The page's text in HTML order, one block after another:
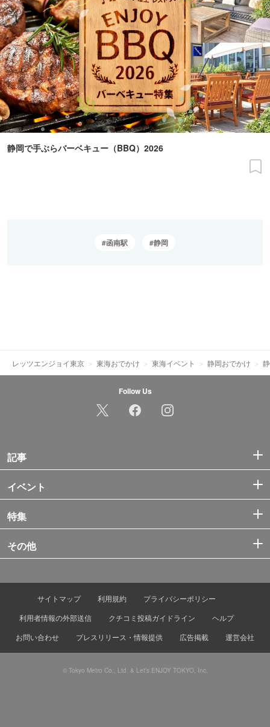
静岡で手ぶらバーベキュー（BBQ）2026
函南駅 静岡
レッツエンジョイ東京 東海おでかけ 東海イベント 静岡おでかけ
Follow Us
記事
イベント
特集
その他
サイトマップ 利用規約
プライバシーポリシー
利用者情報の外部送信
クチコミ投稿ガイドライン
ヘルプ
お問い合わせ
プレスリリース・情報提供 広告掲載 運営会社
© Tokyo Metro Co., Ltd. & Let’s ENJOY TOKYO, Inc.